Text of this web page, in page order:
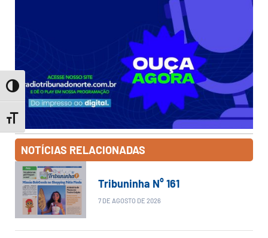
Toggle High Contrast
Toggle Font size
NOTÍCIAS RELACIONADAS
Tribuninha N° 161
7 DE AGOSTO DE 2026